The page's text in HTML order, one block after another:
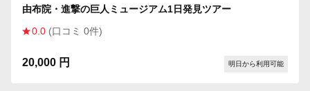
由布院・進撃の巨人ミュージアム1日発見ツアー
0.0 (口コミ 0件)
20,000 円 明日から利用可能